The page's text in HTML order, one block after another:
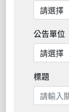
公告單位
標題